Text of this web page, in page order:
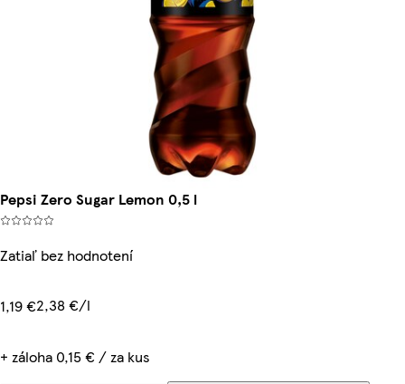
Pepsi Zero Sugar Lemon 0,5 l
Zatiaľ bez hodnotení
1,19 €2,38 €/l
+ záloha 0,15 € / za kus